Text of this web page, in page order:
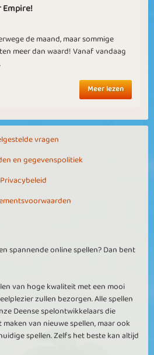
Empire!
de maand, maar sommige
meer dan waard! Vanaf vandaag
Meer lezen
vragen
en gegevenspolitiek
Privacybeleid
spannende online spellen? Dan bent
van hoge kwaliteit met een mooi
zullen bezorgen. Alle spellen
Deense spelontwikkelaars die
van nieuwe spellen, maar ook
spellen. Zelfs het beste kan altijd